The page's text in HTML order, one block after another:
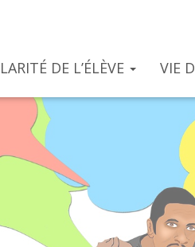
DE L’ÉLÈVE VIE
a